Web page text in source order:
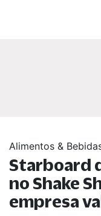
Alimentos &
Starboard
no Shake
empresa